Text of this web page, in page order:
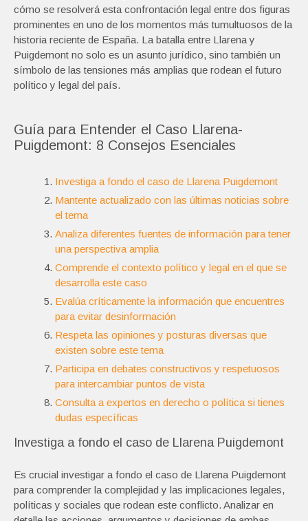
cómo se resolverá esta confrontación legal entre dos figuras
prominentes en uno de los momentos más tumultuosos de la
historia reciente de España. La batalla entre Llarena y
Puigdemont no solo es un asunto jurídico, sino también un
símbolo de las tensiones más amplias que rodean el futuro
político y legal del país.
Guía para Entender el Caso Llarena-
Puigdemont: 8 Consejos Esenciales
Investiga a fondo el caso de Llarena Puigdemont
Mantente actualizado con las últimas noticias sobre
el tema
Analiza diferentes fuentes de información para tener
una perspectiva amplia
Comprende el contexto político y legal en el que se
desarrolla este caso
Evalúa críticamente la información que encuentres
para evitar desinformación
Respeta las opiniones y posturas diversas que
existen sobre este tema
Participa en debates constructivos y respetuosos
para intercambiar puntos de vista
Consulta a expertos en derecho o política si tienes
dudas específicas
Investiga a fondo el caso de Llarena Puigdemont
Es crucial investigar a fondo el caso de Llarena Puigdemont
para comprender la complejidad y las implicaciones legales,
políticas y sociales que rodean este conflicto. Analizar en